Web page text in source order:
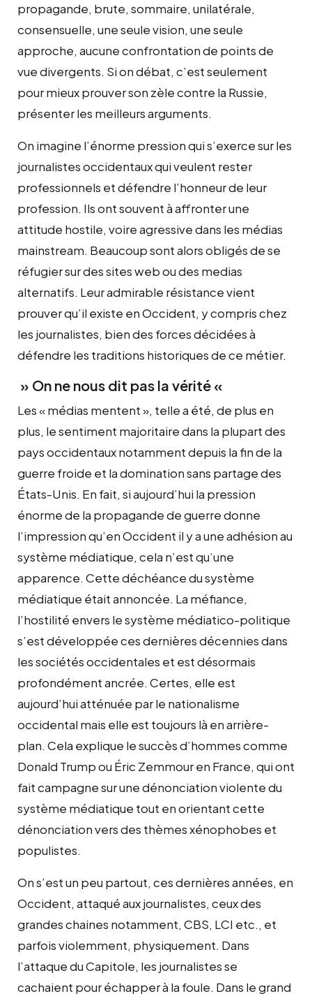
propagande, brute, sommaire, unilatérale,
consensuelle, une seule vision, une seule
approche, aucune confrontation de points de
vue divergents. Si on débat, c’est seulement
pour mieux prouver son zèle contre la Russie,
présenter les meilleurs arguments.
On imagine l’énorme pression qui s’exerce sur les
journalistes occidentaux qui veulent rester
professionnels et défendre l’honneur de leur
profession. Ils ont souvent à affronter une
attitude hostile, voire agressive dans les médias
mainstream. Beaucoup sont alors obligés de se
réfugier sur des sites web ou des medias
alternatifs. Leur admirable résistance vient
prouver qu’il existe en Occident, y compris chez
les journalistes, bien des forces décidées à
défendre les traditions historiques de ce métier.
» On ne nous dit pas la vérité «
Les « médias mentent », telle a été, de plus en
plus, le sentiment majoritaire dans la plupart des
pays occidentaux notamment depuis la fin de la
guerre froide et la domination sans partage des
États-Unis. En fait, si aujourd’hui la pression
énorme de la propagande de guerre donne
l’impression qu’en Occident il y a une adhésion au
système médiatique, cela n’est qu’une
apparence. Cette déchéance du système
médiatique était annoncée. La méfiance,
l’hostilité envers le système médiatico-politique
s’est développée ces dernières décennies dans
les sociétés occidentales et est désormais
profondément ancrée. Certes, elle est
aujourd’hui atténuée par le nationalisme
occidental mais elle est toujours là en arrière-
plan. Cela explique le succès d’hommes comme
Donald Trump ou Éric Zemmour en France, qui ont
fait campagne sur une dénonciation violente du
système médiatique tout en orientant cette
dénonciation vers des thèmes xénophobes et
populistes.
On s’est un peu partout, ces dernières années, en
Occident, attaqué aux journalistes, ceux des
grandes chaines notamment, CBS, LCI etc., et
parfois violemment, physiquement. Dans
l’attaque du Capitole, les journalistes se
cachaient pour échapper à la foule. Dans le grand